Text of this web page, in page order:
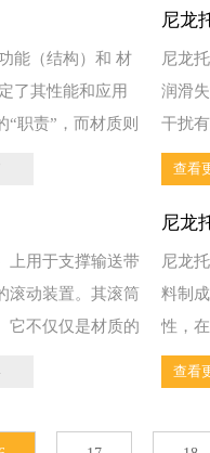
能（结构）和 材
了其性能和应用
职责”，而材质则
尼龙
尼龙
润滑
干扰有
查看
上用于支撑输送带
滚动装置。其滚筒
它不仅仅是材质的
尼龙
尼龙
料制
性，
色。
查看